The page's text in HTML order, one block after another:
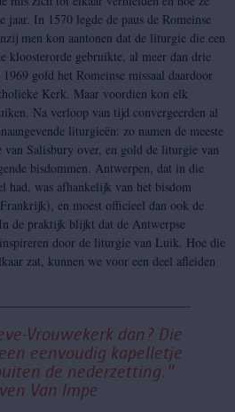
jaar. In 1570 legde de paus de Romeinse
men kon aantonen dat de liturgie die een
kloosterorde gebruikte, al meer dan drie
gold het Romeinse missaal daardoor
Kerk. Maar voordien kon elk
Na verloop van tijd convergeerden al
liturgieën: zo namen de meeste
van Salisbury over, en gold de liturgie van
bisdommen. Antwerpen, dat in die
had, was afhankelijk van het bisdom
en moest officieel dan ook de
de praktijk blijkt dat de Antwerpse
door de liturgie van Luik. Hoe die
zat, kunnen we voor een deel afleiden
Vrouwekerk dan? Die
eenvoudig kapelletje
de nederzetting."
Van Impe